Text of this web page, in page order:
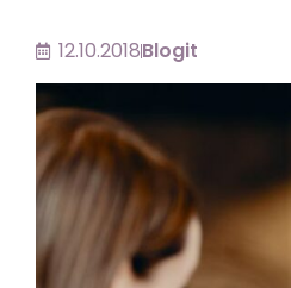
12.10.2018Blogit